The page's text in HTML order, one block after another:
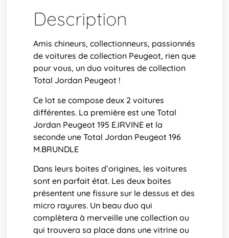
Description
Amis chineurs, collectionneurs, passionnés
de voitures de collection Peugeot, rien que
pour vous, un duo voitures de collection
Total Jordan Peugeot !
Ce lot se compose deux 2 voitures
différentes. La première est une Total
Jordan Peugeot 195 E.IRVINE et la
seconde une Total Jordan Peugeot 196
M.BRUNDLE
Dans leurs boites d’origines, les voitures
sont en parfait état. Les deux boites
présentent une fissure sur le dessus et des
micro rayures. Un beau duo qui
complètera à merveille une collection ou
qui trouvera sa place dans une vitrine ou